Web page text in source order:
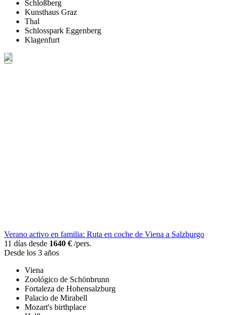
Schloßberg
Kunsthaus Graz
Thal
Schlosspark Eggenberg
Klagenfurt
Verano activo en familia: Ruta en coche de Viena a Salzburgo
11 días desde 1640 € /pers.
Desde los 3 años
Viena
Zoológico de Schönbrunn
Fortaleza de Hohensalzburg
Palacio de Mirabell
Mozart's birthplace